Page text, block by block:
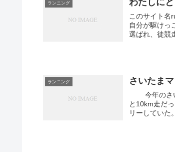
ランニング わたしに
このサイト名
自分が駆けっ
選ばれ、徒競
ランニング さいたま
と10km走だ
リーしていた